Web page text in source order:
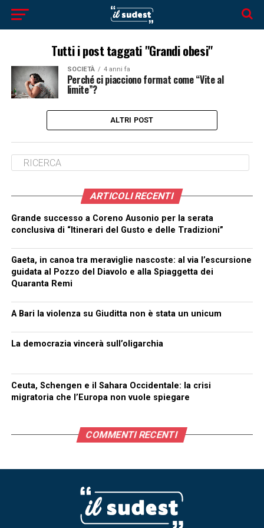
Tutti i post taggati "Grandi obesi"
SOCIETÀ 4 anni fa
Perché ci piacciono format come “Vite al
limite”?
ALTRI POST
ARTICOLI RECENTI
Grande successo a Coreno Ausonio per la serata
conclusiva di “Itinerari del Gusto e delle Tradizioni”
Gaeta, in canoa tra meraviglie nascoste: al via l’escursione
guidata al Pozzo del Diavolo e alla Spiaggetta dei
Quaranta Remi
A Bari la violenza su Giuditta non è stata un unicum
La democrazia vincerà sull’oligarchia
Ceuta, Schengen e il Sahara Occidentale: la crisi
migratoria che l’Europa non vuole spiegare
COMMENTI RECENTI